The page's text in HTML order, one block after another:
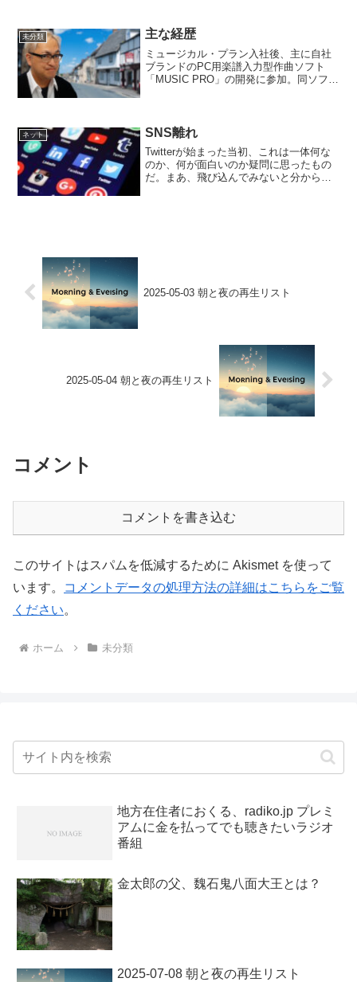
未分類 主な経歴
ミュージカル・プラン入社後、主に自社
ブランドのPC用楽譜入力型作曲ソフト
「MUSIC PRO」の開発に参加。同ソフト
大統領賞を受賞...
ネット SNS離れ
Twitterが始まった当初、これは一体何な
のか、何が面白いのか疑問に思ったもの
だ。まあ、飛び込んでみないと分からな
2025-05-03 朝と夜の再生リスト
2025-05-04 朝と夜の再生リスト
コメント
コメントを書き込む
このサイトはスパムを低減するために Akismet を使って
います。
コメントデータの処理方法の詳細はこちらをご覧
ください。
ホーム 未分類
地方在住者におくる、radiko.jp プレミ
アムに金を払ってでも聴きたいラジオ
番組
金太郎の父、魏石鬼八面大王とは？
2025-07-08 朝と夜の再生リスト